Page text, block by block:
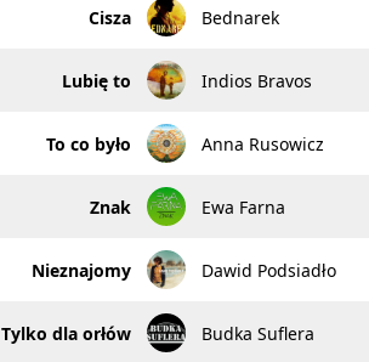
Cisza Bednarek
Lubię to Indios Bravos
To co było Anna Rusowicz
Znak Ewa Farna
Nieznajomy Dawid Podsiadło
Tylko dla orłów Budka Suflera